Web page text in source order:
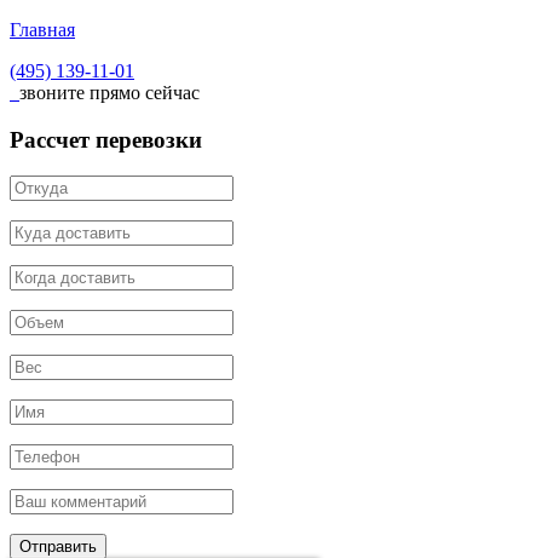
Главная
(495) 139-11-01
звоните прямо сейчас
Рассчет перевозки
Отправить